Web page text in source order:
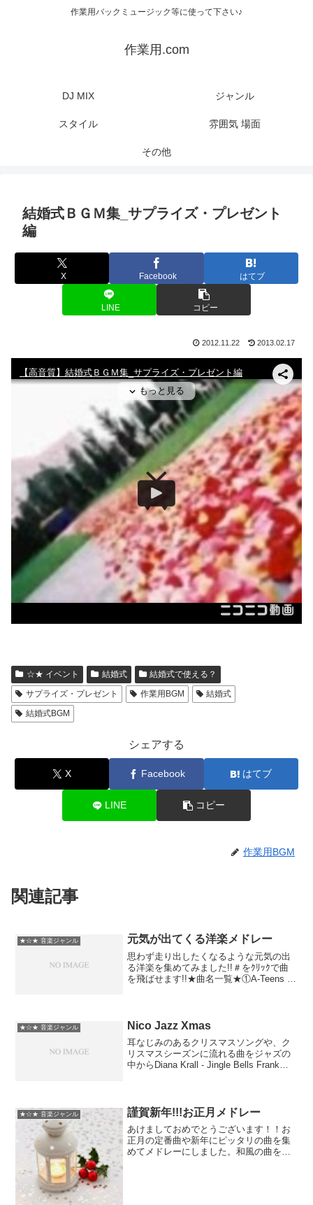
作業用バックミュージック等に使って下さい♪
作業用.com
DJ MIX ジャンル
スタイル 雰囲気 場面
その他
結婚式ＢＧＭ集_サプライズ・プレゼント
編
X Facebook はてブ
LINE コピー
2012.11.22 2013.02.17
☆★ イベント 結婚式
結婚式で使える？
サプライズ・プレゼント
作業用BGM
結婚式
結婚式BGM
シェアする
X Facebook はてブ
LINE コピー
作業用BGM
関連記事
★☆★ 音楽ジャンル 元気が出てくる洋楽メドレー
思わず走り出したくなるような元気の出
る洋楽を集めてみました!!＃をｸﾘｯｸで曲
を飛ばせます!!★曲名一覧★①A-Teens -
★☆★ 音楽ジャンル Nico Jazz Xmas
耳なじみのあるクリスマスソングや、ク
リスマスシーズンに流れる曲をジャズの
中からDiana Krall - Jingle Bells Frank
★☆★ 音楽ジャンル 謹賀新年!!!お正月メドレー
あけましておめでとうございます！！お
正月の定番曲や新年にピッタリの曲を集
めてメドレーにしました。和風の曲をめ